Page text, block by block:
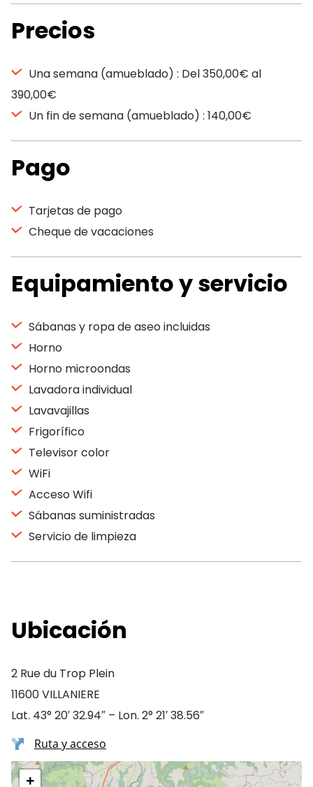
Precios
Una semana (amueblado) : Del 350,00€ al
390,00€
Un fin de semana (amueblado) : 140,00€
Pago
Tarjetas de pago
Cheque de vacaciones
Equipamiento y servicio
Sábanas y ropa de aseo incluidas
Horno
Horno microondas
Lavadora individual
Lavavajillas
Frigorífico
Televisor color
WiFi
Acceso Wifi
Sábanas suministradas
Servicio de limpieza
Ubicación
2 Rue du Trop Plein
11600 VILLANIERE
Lat. 43° 20′ 32.94″ – Lon. 2° 21′ 38.56″
Ruta y acceso
+